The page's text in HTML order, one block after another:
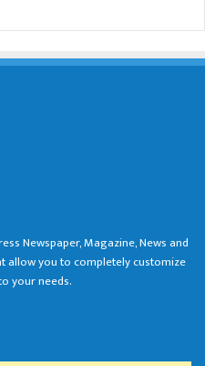
Newspaper, Magazine, News and
allow you to completely customize
your needs.